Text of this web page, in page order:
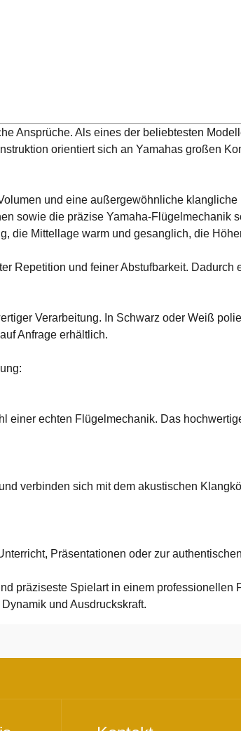
Ansprüche. Als eines der beliebtesten
orientiert sich an Yamahas großen
und eine außergewöhnliche
sowie die präzise Yamaha-Flügelmechanik
die Mittellage warm und gesanglich, die
Repetition und feiner Abstufbarkeit.
Verarbeitung. In Schwarz oder Weiß
Anfrage erhältlich.
einer echten Flügelmechanik. Das
verbinden sich mit dem akustischen
Präsentationen oder zur
präziseste Spielart in einem
und Ausdruckskraft.